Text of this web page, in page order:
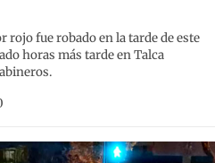
rojo fue robado en la tarde de este
horas más tarde en Talca